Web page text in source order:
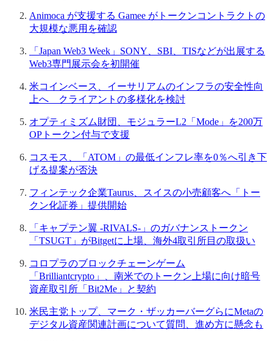
Animoca が支援する Gamee がトークンコントラクトの
大規模な悪用を確認
「Japan Web3 Week」SONY、SBI、TISなどが出展する
Web3専門展示会を初開催
米コインベース、イーサリアムのインフラの安全性向
上へ クライアントの多様化を検討
オプティミズム財団、モジュラーL2「Mode」を200万
OPトークン付与で支援
コスモス、「ATOM」の最低インフレ率を0％へ引き下
げる提案が否決
フィンテック企業Taurus、スイスの小売顧客へ「トー
クン化証券」提供開始
「キャプテン翼 -RIVALS-」のガバナンストークン
「TSUGT」がBitgetに上場、海外4取引所目の取扱い
コロプラのブロックチェーンゲーム
「Brilliantcrypto」、南米でのトークン上場に向け暗号
資産取引所「Bit2Me」と契約
米民主党トップ、マーク・ザッカーバーグらにMetaの
デジタル資産関連計画について質問、進め方に懸念も